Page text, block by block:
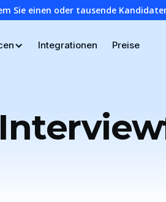
Sie einen oder tausende
Integrationen Preise